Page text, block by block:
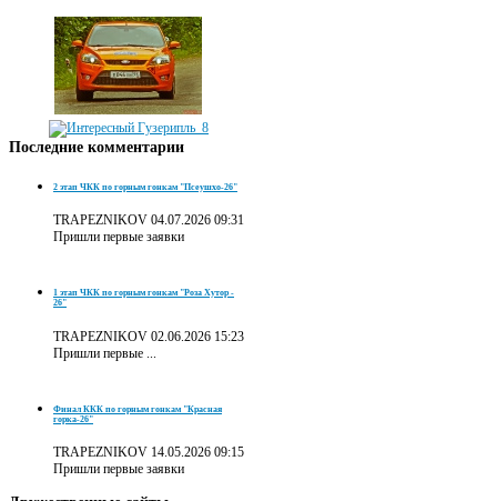
Последние комментарии
2 этап ЧКК по горным гонкам "Псеушхо-26"
TRAPEZNIKOV 04.07.2026 09:31
Пришли первые заявки
1 этап ЧКК по горным гонкам "Роза Хутор -
26"
TRAPEZNIKOV 02.06.2026 15:23
Пришли первые ...
Финал ККК по горным гонкам "Красная
горка-26"
TRAPEZNIKOV 14.05.2026 09:15
Пришли первые заявки